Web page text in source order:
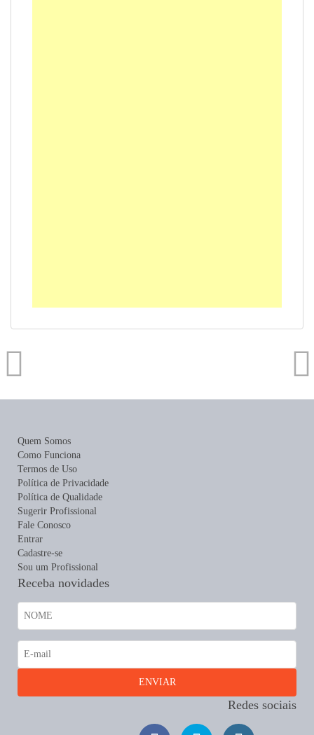
Quem Somos
Como Funciona
Termos de Uso
Política de Privacidade
Política de Qualidade
Sugerir Profissional
Fale Conosco
Entrar
Cadastre-se
Sou um Profissional
Receba novidades
Redes sociais